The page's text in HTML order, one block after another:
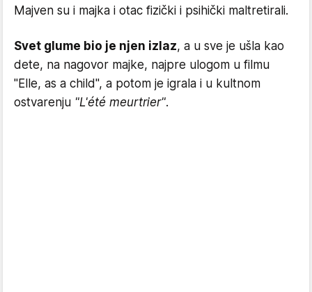
Majven su i majka i otac fizički i psihički maltretirali.
Svet glume bio je njen izlaz, a u sve je ušla kao
dete, na nagovor majke, najpre ulogom u filmu
"Elle, as a child", a potom je igrala i u kultnom
ostvarenju "L'été meurtrier".